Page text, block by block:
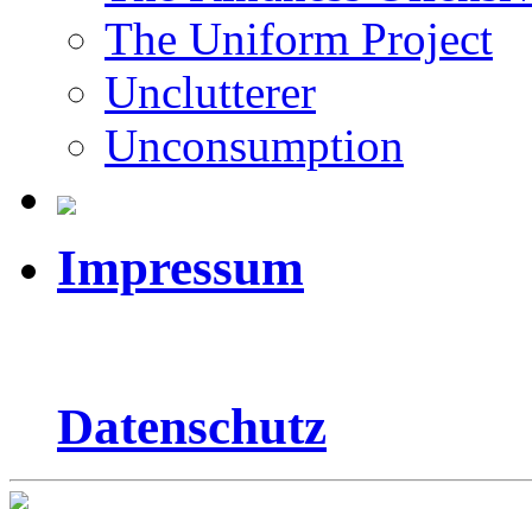
The Uniform Project
Unclutterer
Unconsumption
Impressum
Datenschutz